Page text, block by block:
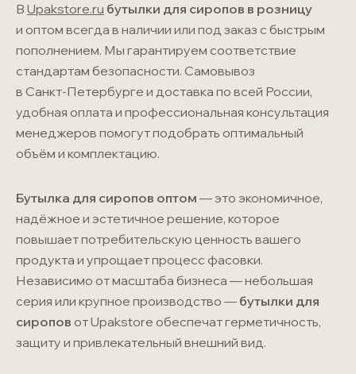
В Upakstore.ru бутылки для сиропов в розницу
и оптом всегда в наличии или под заказ с быстрым
пополнением. Мы гарантируем соответствие
стандартам безопасности. Самовывоз
в Санкт-Петербурге и доставка по всей России,
удобная оплата и профессиональная консультация
менеджеров помогут подобрать оптимальный
объём и комплектацию.
Бутылка для сиропов оптом — это экономичное,
надёжное и эстетичное решение, которое
повышает потребительскую ценность вашего
продукта и упрощает процесс фасовки.
Независимо от масштаба бизнеса — небольшая
серия или крупное производство — бутылки для
сиропов от Upakstore обеспечат герметичность,
защиту и привлекательный внешний вид.